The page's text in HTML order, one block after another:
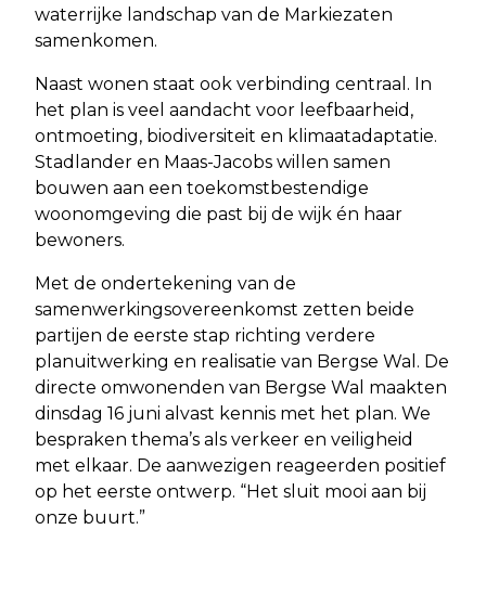
waterrijke landschap van de Markiezaten
samenkomen.
Naast wonen staat ook verbinding centraal. In
het plan is veel aandacht voor leefbaarheid,
ontmoeting, biodiversiteit en klimaatadaptatie.
Stadlander en Maas-Jacobs willen samen
bouwen aan een toekomstbestendige
woonomgeving die past bij de wijk én haar
bewoners.
Met de ondertekening van de
samenwerkingsovereenkomst zetten beide
partijen de eerste stap richting verdere
planuitwerking en realisatie van Bergse Wal. De
directe omwonenden van Bergse Wal maakten
dinsdag 16 juni alvast kennis met het plan. We
bespraken thema’s als verkeer en veiligheid
met elkaar. De aanwezigen reageerden positief
op het eerste ontwerp. “Het sluit mooi aan bij
onze buurt.”